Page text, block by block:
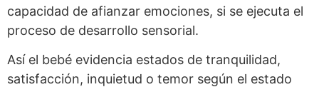
capacidad de afianzar emociones, si se ejecuta el
proceso de desarrollo sensorial.
Así el bebé evidencia estados de tranquilidad,
satisfacción, inquietud o temor según el estado